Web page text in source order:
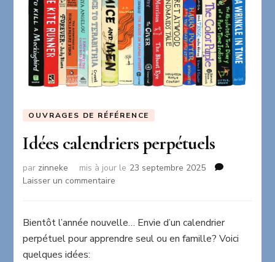
OUVRAGES DE RÉFÉRENCE
Idées calendriers perpétuels
par zinneke mis à jour le 23 septembre 2025
Laisser un commentaire
perpétuels
Bientôt l’année nouvelle… Envie d’un calendrier
perpétuel pour apprendre seul ou en famille? Voici
quelques idées: